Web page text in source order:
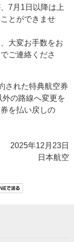
7月1日以降は上
とができませ
大変お手数をお
ご連絡くださ
された特典航空券
の路線へ変更を
を払い戻しの
2025年12月23日
日本航空